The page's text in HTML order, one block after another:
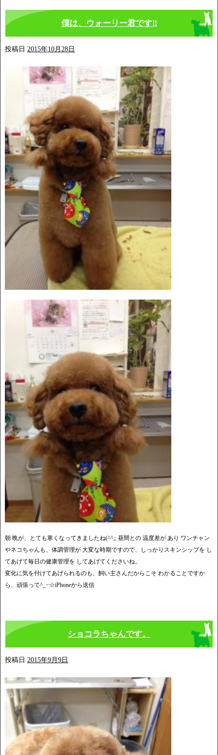
僕は、ウォーリー君です‼️
投稿日 2015年10月28日
朝 晩が、とても寒くなってきましたね(^^;; 昼間との 温度差が あり ワンチャン
やネコちゃんも、体調管理が 大変な時期ですので、しっかりスキンシップを し
てあげて毎日の健康管理を してあげてくださいね。
変化に気を付けてあげられるのも、飼い主さんだからこそ わかることですか
ら、頑張って^_−☆iPhoneから送信
ショコラちゃんです。
投稿日 2015年9月9日